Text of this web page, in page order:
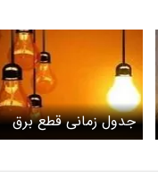
جدول زمانی قطع برق
آذربایجان‌شرقی و تبریز؛